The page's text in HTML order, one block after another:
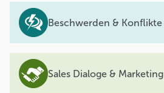
Beschwerden & Konflikte
Sales Dialoge & Marketing